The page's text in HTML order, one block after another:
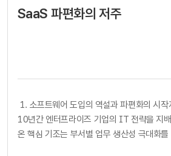
SaaS 파편화의 저주
1. 소프트웨어 도입의 역설과 파편화의 시작
10년간 엔터프라이즈 기업의 IT 전략을 지
온 핵심 기조는 부서별 업무 생산성 극대화를